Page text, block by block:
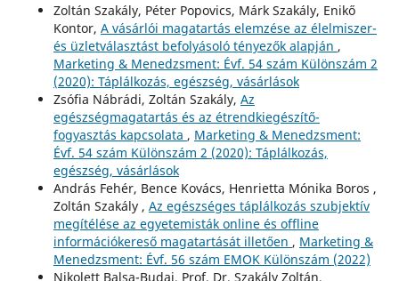
Zoltán Szakály, Péter Popovics, Márk Szakály, Enikő
Kontor, A vásárlói magatartás elemzése az élelmiszer-
és üzletválasztást befolyásoló tényezők alapján ,
Marketing & Menedzsment: Évf. 54 szám Különszám 2
(2020): Táplálkozás, egészség, vásárlások
Zsófia Nábrádi, Zoltán Szakály, Az
egészségmagatartás és az étrendkiegészítő-
fogyasztás kapcsolata , Marketing & Menedzsment:
Évf. 54 szám Különszám 2 (2020): Táplálkozás,
egészség, vásárlások
András Fehér, Bence Kovács, Henrietta Mónika Boros ,
Zoltán Szakály , Az egészséges táplálkozás szubjektív
megítélése az egyetemisták online és offline
információkereső magatartását illetően , Marketing &
Menedzsment: Évf. 56 szám EMOK Különszám (2022)
Nikolett Balsa-Budai, Prof. Dr. Szakály Zoltán,